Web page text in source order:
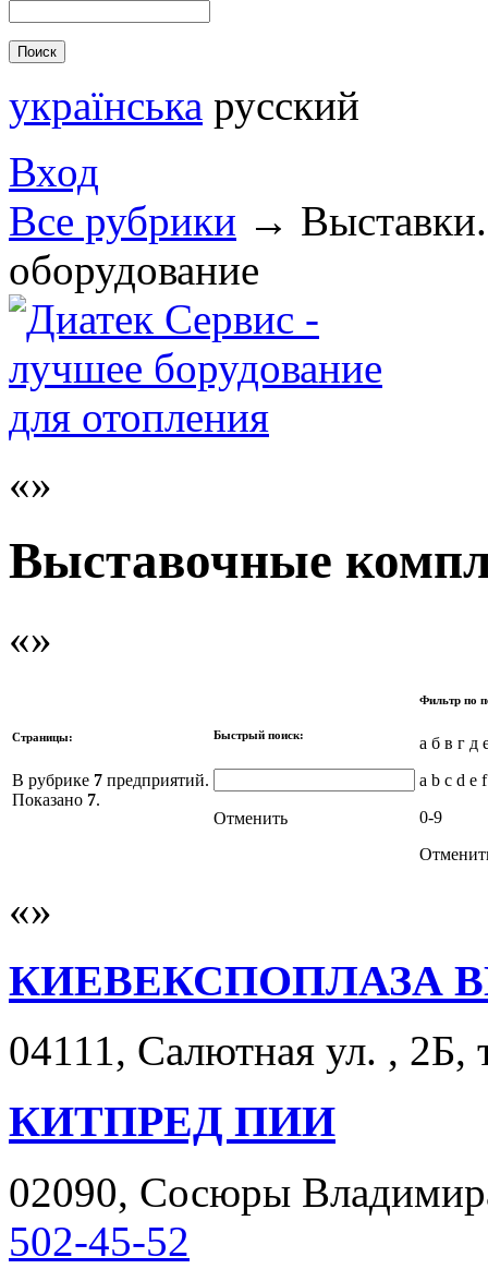
українська русский
Вход
Все рубрики →
оборудование
Выставочные
Страницы:
В рубрике 7 предприятий.
Показано 7.
Быстрый поиск:
Отменить
Фильтр по
а б в г д
a b c d e
0-9
КИЕВЕКСПОПЛАЗА
04111, Салютная ул. , 2Б,
КИТПРЕД ПИИ
02090, Сосюры
502-45-52